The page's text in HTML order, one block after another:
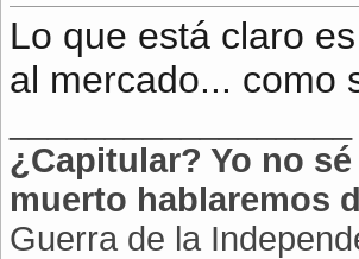
Lo que está claro
al mercado... como
¿Capitular? Yo no
muerto hablaremos
Guerra de la